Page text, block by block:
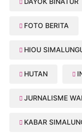
FOTO BERITA
HIOU
HUTAN
JURNALISME
KABAR